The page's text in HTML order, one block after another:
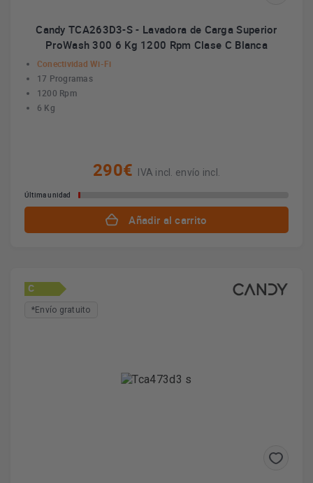
Candy TCA263D3-S - Lavadora de Carga Superior
ProWash 300 6 Kg 1200 Rpm Clase C Blanca
Conectividad Wi-Fi
17 Programas
1200 Rpm
6 Kg
290€ IVA incl. envío incl.
Última unidad
Añadir al carrito
C
*Envío gratuito